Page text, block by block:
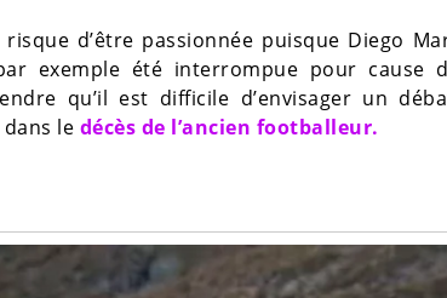
d’être passionnée puisque Diego
exemple été interrompue pour cause
qu’il est difficile d’envisager un
le décès de l’ancien footballeur.